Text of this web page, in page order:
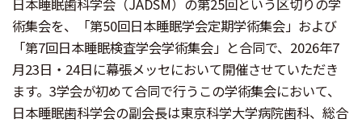
術集会を、「第50回日本睡眠学会定期学術集会」および
「第7回日本睡眠検査学会学術集会」と合同で、2026年7
月23日・24日に幕張メッセにおいて開催させていただき
ます。3学会が初めて合同で行うこの学術集会において、
日本睡眠歯科学会の副会長は東京科学大学病院歯科、総合